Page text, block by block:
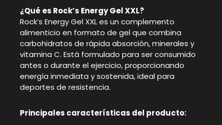
¿Qué es Rock’s Energy Gel XXL?
Rock’s Energy Gel XXL es un complemento
alimenticio en formato de gel que combina
carbohidratos de rápida absorción, minerales y
vitamina C. Está formulado para ser consumido
antes o durante el ejercicio, proporcionando
energía inmediata y sostenida, ideal para
deportes de resistencia.
Principales características del producto: